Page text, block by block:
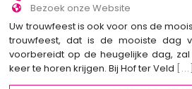
Bezoek onze Website
Uw trouwfeest is ook voor ons de
trouwfeest, dat is de mooiste dag
voorbereidt op de heugelijke dag,
keer te horen krijgen. Bij Hof ter Veld
[...]